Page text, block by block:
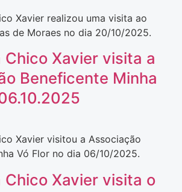
Xavier realizou uma visita ao
de Moraes no dia 20/10/2025.
Chico Xavier visita a
Beneficente Minha
Xavier visitou a Associação
Vó Flor no dia 06/10/2025.
Chico Xavier visita o